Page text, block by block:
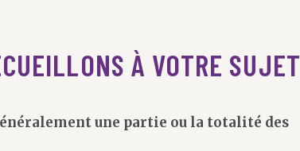
À VOTRE SUJET
une partie ou la totalité des